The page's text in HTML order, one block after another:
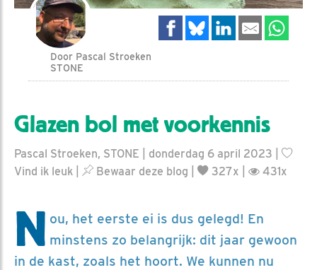
Door Pascal Stroeken
STONE
Glazen bol met voorkennis
Pascal Stroeken, STONE | donderdag 6 april 2023 |
Vind ik leuk
Bewaar deze blog 327x | 431x
N ou, het eerste ei is dus gelegd! En
minstens zo belangrijk: dit jaar gewoon
in de kast, zoals het hoort. We kunnen nu